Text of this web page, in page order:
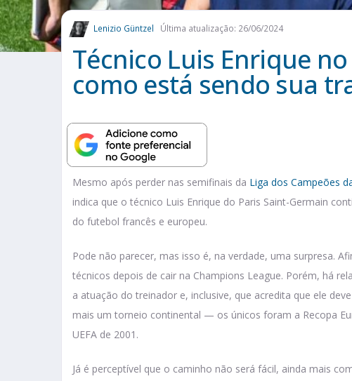
Lenizio Güntzel Última atualização: 26/06/2024
Técnico Luis Enrique
como está sendo sua
Mesmo após perder nas semifinais da Liga dos Campeões
indica que o técnico Luis Enrique do Paris Saint-Germain
do futebol francês e europeu.
Pode não parecer, mas isso é, na verdade, uma surpresa.
técnicos depois de cair na Champions League. Porém, há
a atuação do treinador e, inclusive, que acredita que ele
mais um torneio continental — os únicos foram a Recopa
UEFA de 2001.
Já é perceptível que o caminho não será fácil, ainda mais